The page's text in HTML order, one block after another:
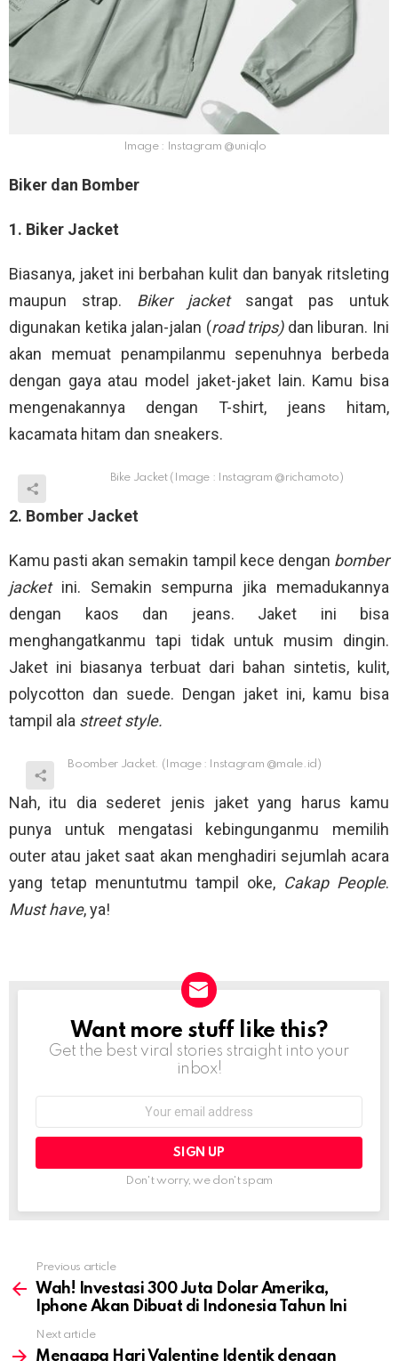
Image : Instagram @uniqlo
Biker dan Bomber
1. Biker Jacket
Biasanya, jaket ini berbahan kulit dan banyak ritsleting
maupun strap. Biker jacket sangat pas untuk
digunakan ketika jalan-jalan (road trips)dan liburan. Ini
akan memuat penampilanmu sepenuhnya berbeda
dengan gaya atau model jaket-jaket lain. Kamu bisa
mengenakannya dengan T-shirt, jeans hitam,
kacamata hitam dan sneakers.
Bike Jacket (Image : Instagram @richamoto)
2. Bomber Jacket
Kamu pasti akan semakin tampil kece dengan bomber
jacketini. Semakin sempurna jika memadukannya
dengan kaos dan jeans. Jaket ini bisa
menghangatkanmu tapi tidak untuk musim dingin.
Jaket ini biasanya terbuat dari bahan sintetis, kulit,
polycotton dan suede. Dengan jaket ini, kamu bisa
tampil ala street style.
Boomber Jacket. (Image : Instagram @male.id)
Nah, itu dia sederet jenis jaket yang harus kamu
punya untuk mengatasi kebingunganmu memilih
outer atau jaket saat akan menghadiri sejumlah acara
yang tetap menuntutmu tampil oke, Cakap People.
Must have, ya!
NEWSLETTER
Want more stuff like this?
Get the best viral stories straight into your
inbox!
Don't worry, we don't spam
more
Previous article
Wah! Investasi 300 Juta Dolar Amerika,
Iphone Akan Dibuat di Indonesia Tahun Ini
Next article
Mengapa Hari Valentine Identik dengan